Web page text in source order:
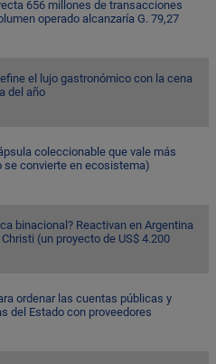
656 millones de transacciones
operado alcanzaría G. 79,27
el lujo gastronómico con la cena
del año
coleccionable que vale más
se convierte en ecosistema)
binacional? Reactivan en Argentina
(un proyecto de US$ 4.200
ordenar las cuentas públicas y
del Estado con proveedores